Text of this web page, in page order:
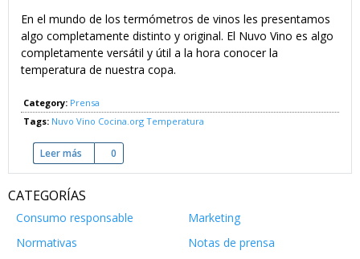
En el mundo de los termómetros de vinos les presentamos
algo completamente distinto y original. El Nuvo Vino es algo
completamente versátil y útil a la hora conocer la
temperatura de nuestra copa.
Category: Prensa
Tags: Nuvo Vino Cocina.org Temperatura
Leer más sobre Nuvo Vino, termómetro infrarrojo
0
CATEGORÍAS
Consumo responsable
Marketing
Normativas
Notas de prensa